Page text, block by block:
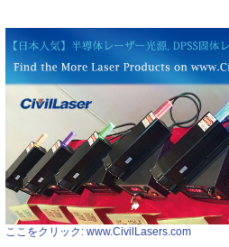
ここをクリック: www.CivilLasers.com